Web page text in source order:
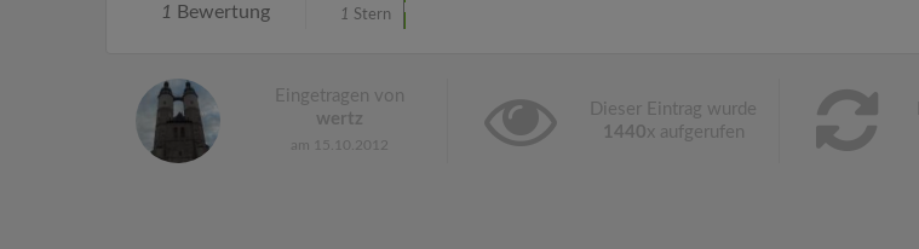
1 Bewertung
1 Stern
Eingetragen von
wertz
am 15.10.2012
Dieser Eintrag wurde
1440x aufgerufen